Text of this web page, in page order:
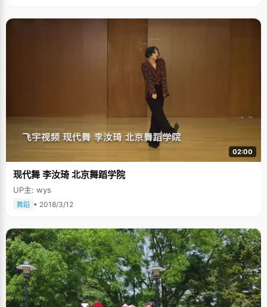
02:00
现代舞 李汝琦 北京舞蹈学院
UP主: wys
舞蹈 • 2018/3/12